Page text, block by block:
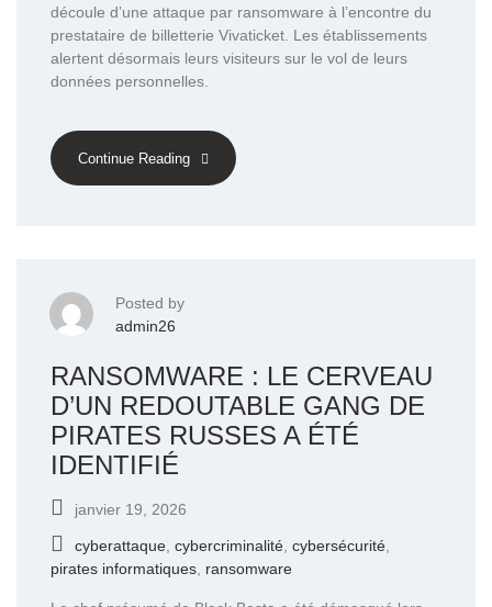
découle d’une attaque par ransomware à l’encontre du
prestataire de billetterie Vivaticket. Les établissements
alertent désormais leurs visiteurs sur le vol de leurs
données personnelles.
Continue Reading
Posted by
admin26
RANSOMWARE : LE CERVEAU
D’UN REDOUTABLE GANG DE
PIRATES RUSSES A ÉTÉ
IDENTIFIÉ
janvier 19, 2026
cyberattaque cybercriminalité cybersécurité
pirates informatiques ransomware